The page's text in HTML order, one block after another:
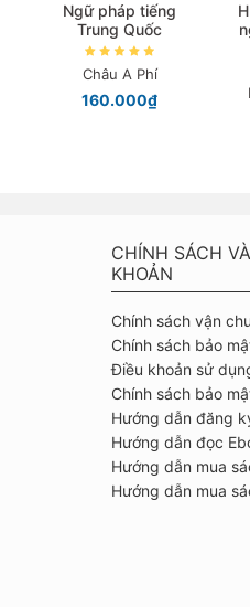
Ngữ pháp tiếng
Trung Quốc
Châu A Phí
160.000₫
CHÍNH SÁCH
KHOẢN
Chính sách vận
Chính sách bảo
Điều khoản sử
Chính sách bảo
Hướng dẫn đăng
Hướng dẫn đọc
Hướng dẫn mua
Hướng dẫn mua